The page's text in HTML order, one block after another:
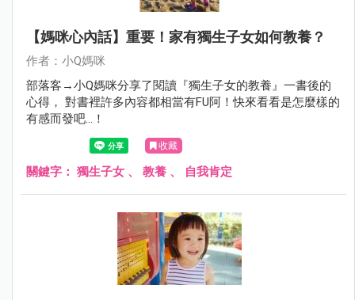
【媽咪心內話】重要！家有獨生子女如何教養？
作者：小Q媽咪
部落客→小Q媽咪分享了閱讀『獨生子女的教養』一書後的
心得， 對書裡許多內容都相當有FU阿！快來看看是怎麼樣的
有感而發吧…！
收藏
關鍵字： 獨生子女 、 教養 、 自我肯定